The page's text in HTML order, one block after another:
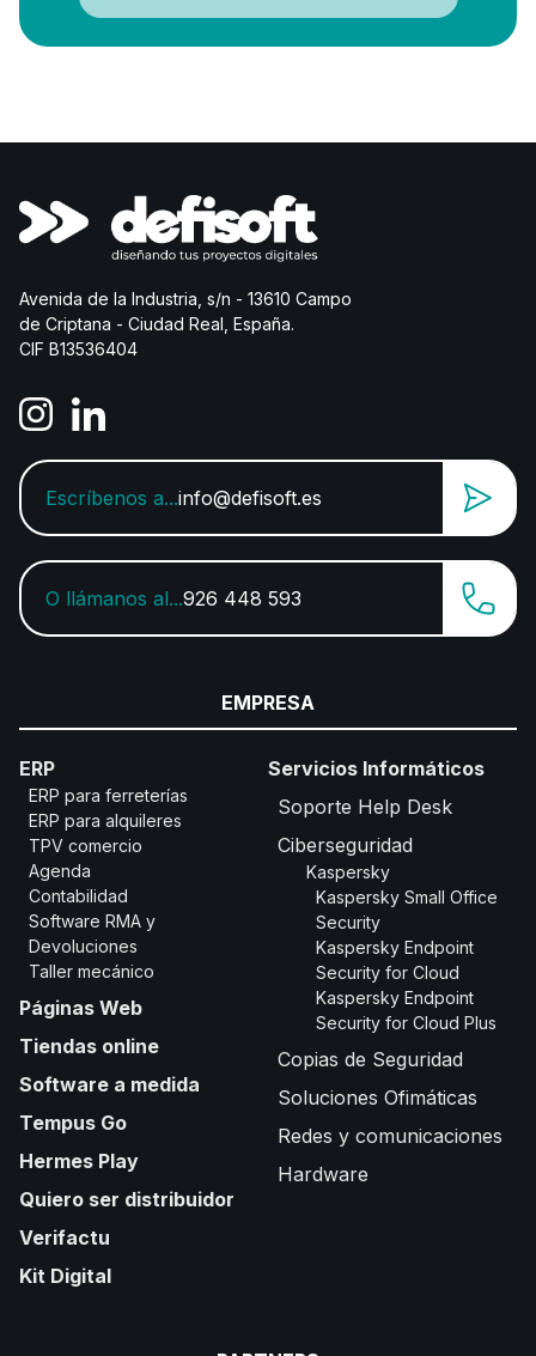
Avenida de la Industria, s/n - 13610 Campo
de Criptana - Ciudad Real, España.
CIF B13536404
Escríbenos a...info@defisoft.es
O llámanos al...926 448 593
EMPRESA
ERP
ERP para ferreterías
ERP para alquileres
TPV comercio
Agenda
Contabilidad
Software RMA y
Devoluciones
Taller mecánico
Páginas Web
Tiendas online
Software a medida
Tempus Go
Hermes Play
Quiero ser distribuidor
Verifactu
Kit Digital
Servicios Informáticos
Soporte Help Desk
Ciberseguridad
Kaspersky
Kaspersky Small Office
Security
Kaspersky Endpoint
Security for Cloud
Kaspersky Endpoint
Security for Cloud Plus
Copias de Seguridad
Soluciones Ofimáticas
Redes y comunicaciones
Hardware